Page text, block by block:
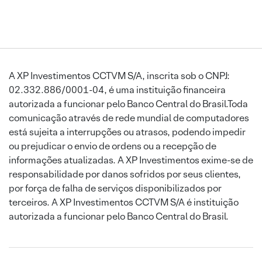
A XP Investimentos CCTVM S/A, inscrita sob o CNPJ:
02.332.886/0001-04, é uma instituição financeira
autorizada a funcionar pelo Banco Central do Brasil.Toda
comunicação através de rede mundial de computadores
está sujeita a interrupções ou atrasos, podendo impedir
ou prejudicar o envio de ordens ou a recepção de
informações atualizadas. A XP Investimentos exime-se de
responsabilidade por danos sofridos por seus clientes,
por força de falha de serviços disponibilizados por
terceiros. A XP Investimentos CCTVM S/A é instituição
autorizada a funcionar pelo Banco Central do Brasil.